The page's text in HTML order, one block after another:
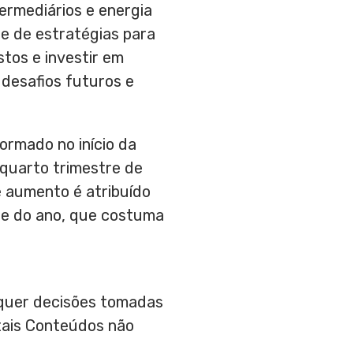
e energia
de estratégias para
e investir em
futuros e
no início da
trimestre de
aumento é atribuído
do ano, que costuma
decisões tomadas
Conteúdos não